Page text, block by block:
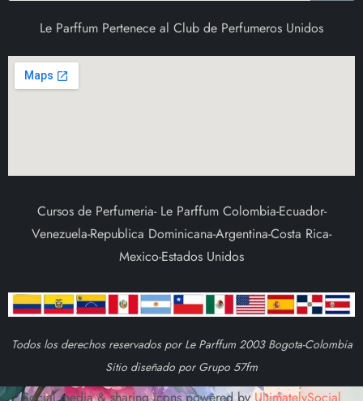
Le Parffum Pertenece al Club de Perfumeros Unidos
Cursos de Perfumeria- Le Parffum Colombia-Ecuador-
Venezuela-Republica Dominicana-Argentina-Costa Rica-
Mexico-Estados Unidos
Todos los derechos reservados por Le Parffum 2003 Bogota-Colombia
Sitio diseñado por Grupo 57fm